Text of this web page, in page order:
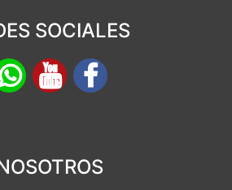
SOCIALES